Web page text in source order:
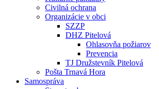
Civilná ochrana
Organizácie v obci
SZZP
DHZ Pitelová
Ohlasovňa požiarov
Prevencia
TJ Družstevník Pitelová
Pošta Trnavá Hora
Samospráva